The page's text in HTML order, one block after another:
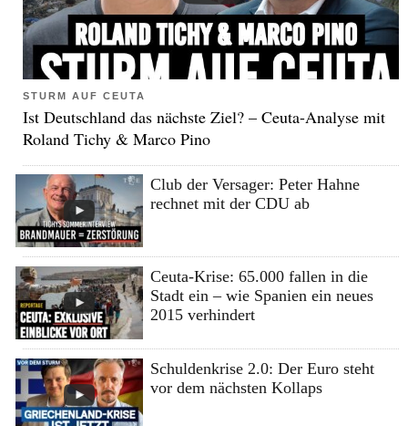
STURM AUF CEUTA
Ist Deutschland das nächste Ziel? – Ceuta-Analyse mit
Roland Tichy & Marco Pino
Club der Versager: Peter Hahne
rechnet mit der CDU ab
Ceuta-Krise: 65.000 fallen in die
Stadt ein – wie Spanien ein neues
2015 verhindert
Schuldenkrise 2.0: Der Euro steht
vor dem nächsten Kollaps